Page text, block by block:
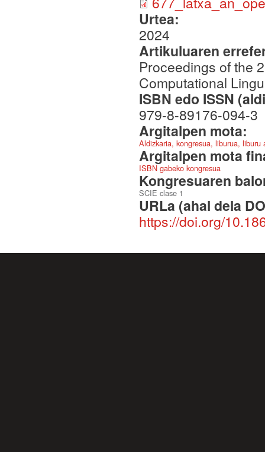
Urtea:
2024
Artikuluaren
Proceedings of the
Computational
ISBN edo ISSN
979-8-89176-094-3
Argitalpen mota:
Aldizkaria, kongresua, liburua,
Argitalpen mota
ISBN gabeko kongresua
Kongresuaren
SCIE clase 1
URLa (ahal dela
https://doi.org/